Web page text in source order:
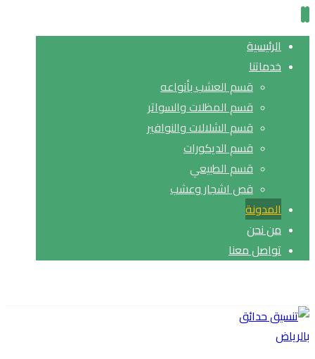
الرئيسية
خدماتنا
قسم العشب بأنواعه
قسم المظلات والسواتر
قسم الشلالات والنوافير
قسم الديكورات
قسم الطبيعي
قص اشجار وعشب
المدونة
من نحن
تواصل معنا